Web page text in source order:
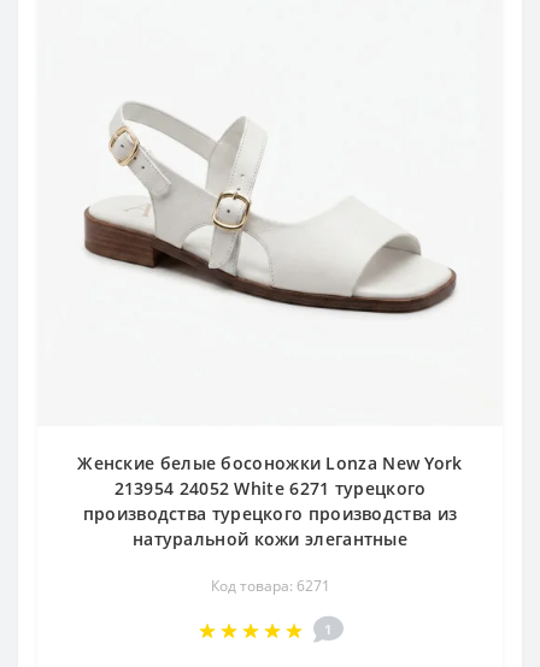
Женские белые босоножки Lonza New York
213954 24052 White 6271 турецкого
производства турецкого производства из
натуральной кожи элегантные
Код товара: 6271
1